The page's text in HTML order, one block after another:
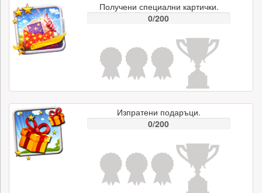
Получени специални картички.
0/200
Изпратени подаръци.
0/200